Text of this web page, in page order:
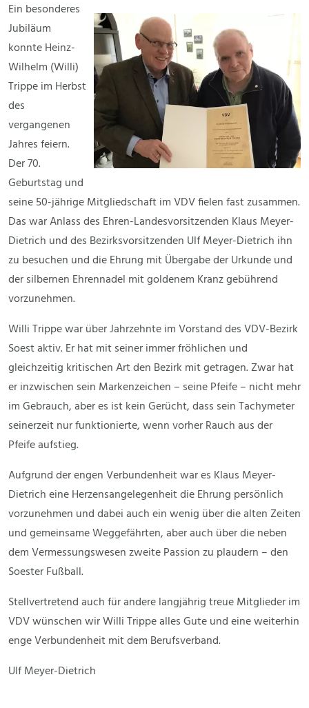
Ein besonderes
Jubiläum
konnte Heinz-
Wilhelm (Willi)
Trippe im Herbst
des
vergangenen
Jahres feiern.
Der 70.
Geburtstag und
seine 50-jährige Mitgliedschaft im VDV fielen fast zusammen.
Das war Anlass des Ehren-Landesvorsitzenden Klaus Meyer-
Dietrich und des Bezirksvorsitzenden Ulf Meyer-Dietrich ihn
zu besuchen und die Ehrung mit Übergabe der Urkunde und
der silbernen Ehrennadel mit goldenem Kranz gebührend
vorzunehmen.
Willi Trippe war über Jahrzehnte im Vorstand des VDV-Bezirk
Soest aktiv. Er hat mit seiner immer fröhlichen und
gleichzeitig kritischen Art den Bezirk mit getragen. Zwar hat
er inzwischen sein Markenzeichen – seine Pfeife – nicht mehr
im Gebrauch, aber es ist kein Gerücht, dass sein Tachymeter
seinerzeit nur funktionierte, wenn vorher Rauch aus der
Pfeife aufstieg.
Aufgrund der engen Verbundenheit war es Klaus Meyer-
Dietrich eine Herzensangelegenheit die Ehrung persönlich
vorzunehmen und dabei auch ein wenig über die alten Zeiten
und gemeinsame Weggefährten, aber auch über die neben
dem Vermessungswesen zweite Passion zu plaudern – den
Soester Fußball.
Stellvertretend auch für andere langjährig treue Mitglieder im
VDV wünschen wir Willi Trippe alles Gute und eine weiterhin
enge Verbundenheit mit dem Berufsverband.
Ulf Meyer-Dietrich